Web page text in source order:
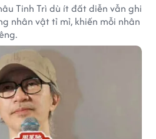
Tinh Trì dù ít đất diễn vẫn ghi
nhân vật tỉ mỉ, khiến mỗi nhân